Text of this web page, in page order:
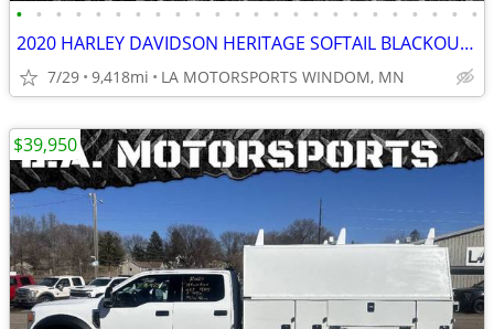
• • • • • • • • • • • • • • • • • • • • • • • •
2020 HARLEY DAVIDSON HERITAGE SOFTAIL BLACKOUT 114" 9418 MILES
7/29 9,418mi LA MOTORSPORTS WINDOM, MN
$39,950